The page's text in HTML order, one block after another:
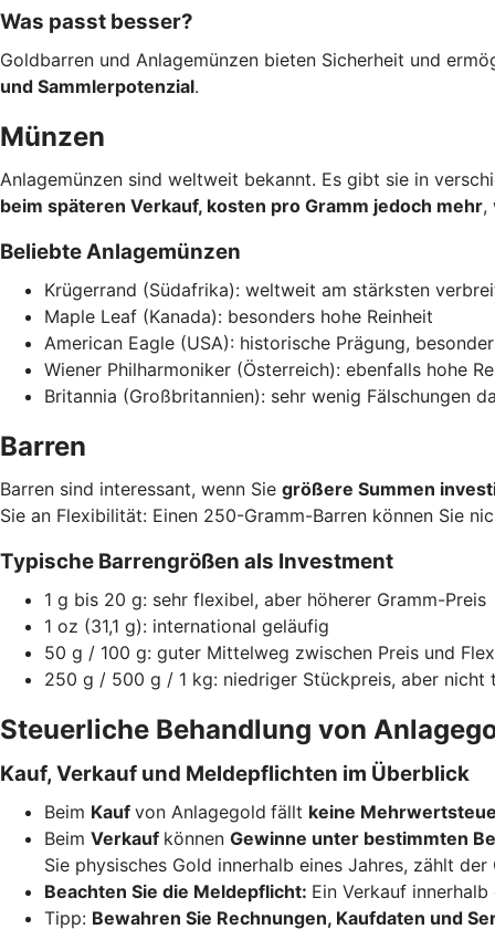
Was passt besser?
Goldbarren und Anlagemünzen bieten Sicherheit und
und Sammlerpotenzial.
Münzen
Anlagemünzen sind weltweit bekannt. Es gibt sie in
beim späteren Verkauf, kosten pro Gramm jedoch mehr,
Beliebte Anlagemünzen
Krügerrand (Südafrika): weltweit am stärksten
Maple Leaf (Kanada): besonders hohe Reinheit
American Eagle (USA): historische Prägung,
Wiener Philharmoniker (Österreich): ebenfalls hohe
Britannia (Großbritannien): sehr wenig Fälschungen
Barren
Barren sind interessant, wenn Sie größere Summen
Sie an Flexibilität: Einen 250-Gramm-Barren können Sie
Typische Barrengrößen als Investment
1 g bis 20 g: sehr flexibel, aber höherer Gramm-Preis
1 oz (31,1 g): international geläufig
50 g / 100 g: guter Mittelweg zwischen Preis und
250 g / 500 g / 1 kg: niedriger Stückpreis, aber nicht
Steuerliche Behandlung von
Kauf, Verkauf und Meldepflichten im Überblick
Beim Kauf von Anlagegold fällt keine
Beim Verkauf können Gewinne unter bestimmten
Sie physisches Gold innerhalb eines Jahres, zählt
Beachten Sie die Meldepflicht: Ein Verkauf
Tipp: Bewahren Sie Rechnungen, Kaufdaten und